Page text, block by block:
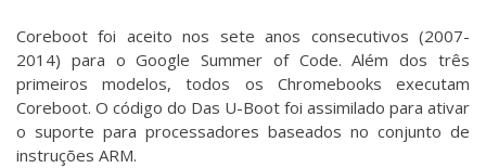
Coreboot foi aceito nos sete anos consecutivos (2007-
2014) para o Google Summer of Code. Além dos três
primeiros modelos, todos os Chromebooks executam
Coreboot. O código do Das U-Boot foi assimilado para ativar
o suporte para processadores baseados no conjunto de
instruções ARM.